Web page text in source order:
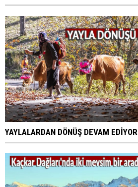
YAYLALARDAN DÖNÜŞ DEVAM EDİYOR